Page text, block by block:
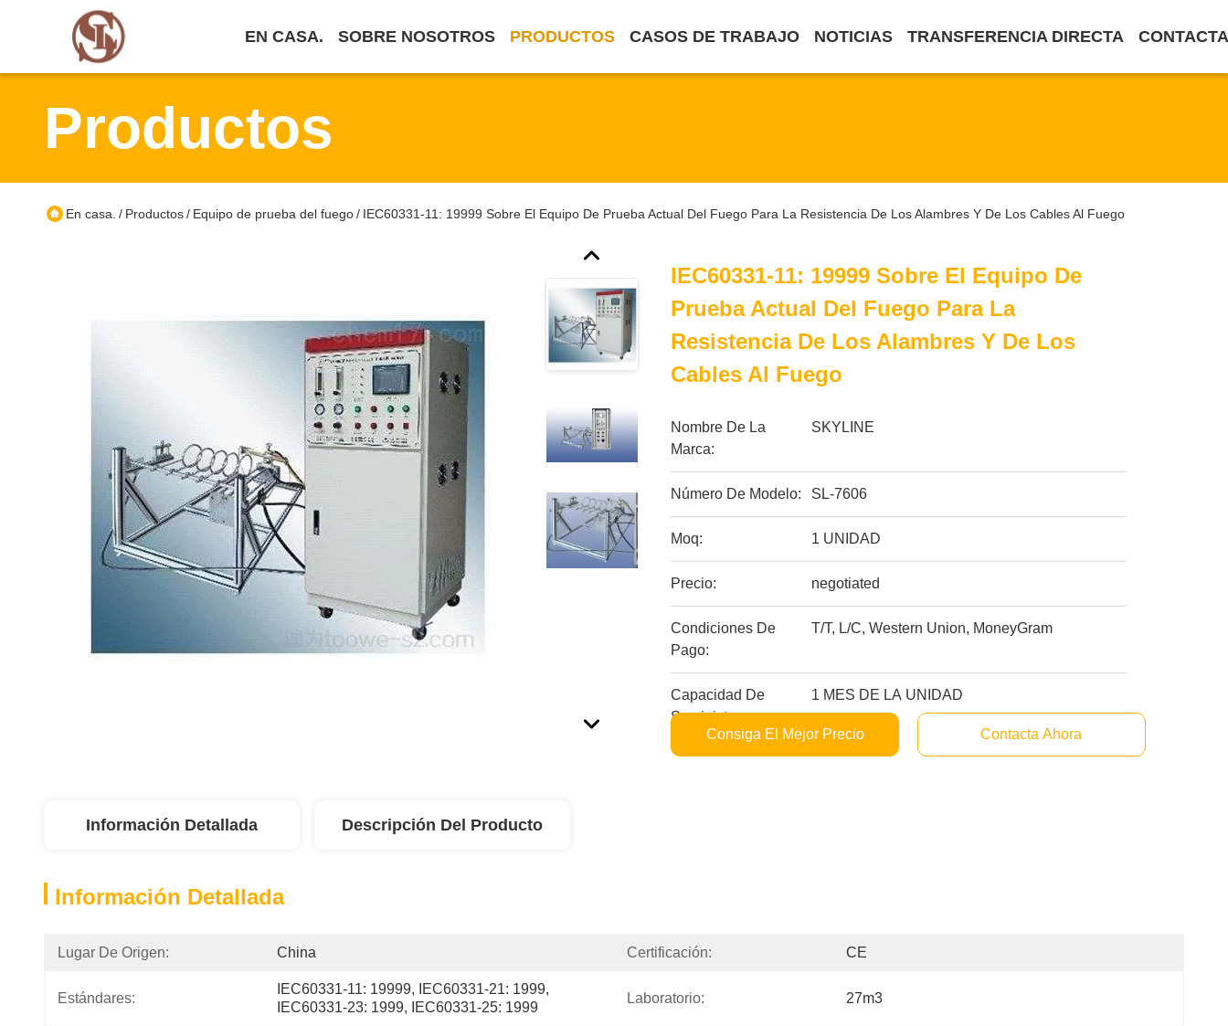
EN CASA. SOBRE NOSOTROS PRODUCTOS CASOS DE TRABAJO NOTICIAS TRANSFERENCIA DIRECTA
Productos
En casa. / Productos/ Equipo de prueba del fuego/ IEC60331-11: 19999 Sobre El Equipo De Prueba Actual Del Fuego Para La Resistencia De Los Alambres Y De Los Cables Al Fuego
IEC60331-11: 19999 Sobre El Equipo De
Prueba Actual Del Fuego Para La
Resistencia De Los Alambres Y De Los
Cables Al Fuego
Nombre De La
Marca:
SKYLINE
Número De Modelo: SL-7606
Moq: 1 UNIDAD
Precio: negotiated
Condiciones De
Pago:
T/T, L/C, Western Union, MoneyGram
Capacidad De
Suministro:
1 MES DE LA UNIDAD
Consiga El Mejor Precio Contacta Ahora
Información Detallada Descripción Del Producto
Información Detallada
Lugar De Origen: China Certificación: CE
Estándares:
IEC60331-11: 19999, IEC60331-21: 1999,
IEC60331-23: 1999, IEC60331-25: 1999
Laboratorio: 27m3